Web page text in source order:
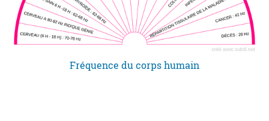
Fréquence du corps humain